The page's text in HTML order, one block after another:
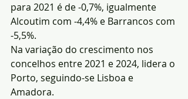
para 2021 é de -0,7%, igualmente
Alcoutim com -4,4% e Barrancos com
-5,5%.
Na variação do crescimento nos
concelhos entre 2021 e 2024, lidera o
Porto, seguindo-se Lisboa e
Amadora.